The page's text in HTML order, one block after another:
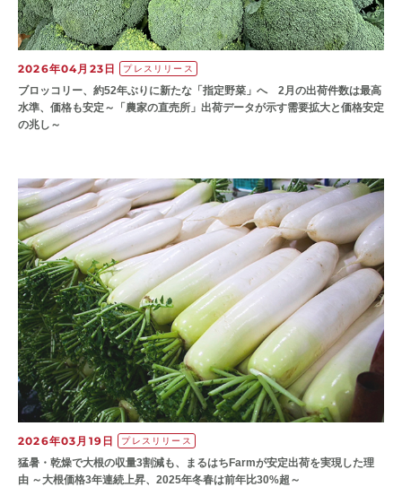
2026年04月23日 プレスリリース
ブロッコリー、約52年ぶりに新たな「指定野菜」へ 2月の出荷件数は最高
水準、価格も安定～「農家の直売所」出荷データが示す需要拡大と価格安定
の兆し～
2026年03月19日 プレスリリース
猛暑・乾燥で大根の収量3割減も、まるはちFarmが安定出荷を実現した理
由 ～大根価格3年連続上昇、2025年冬春は前年比30%超～